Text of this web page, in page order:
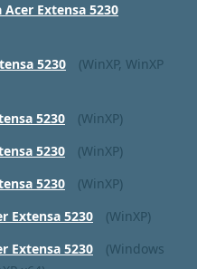
Extensa 5230
5230
(WinXP, WinXP
5230
(WinXP)
5230
(WinXP)
5230
(WinXP)
Extensa 5230
(WinXP)
Extensa 5230
(Windows